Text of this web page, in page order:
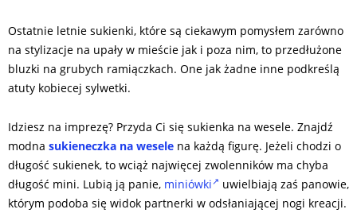
Ostatnie letnie sukienki, które są ciekawym pomysłem zarówno
na stylizacje na upały w mieście jak i poza nim, to przedłużone
bluzki na grubych ramiączkach. One jak żadne inne podkreślą
atuty kobiecej sylwetki.
Idziesz na imprezę? Przyda Ci się sukienka na wesele. Znajdź
modna sukieneczka na wesele na każdą figurę. Jeżeli chodzi o
długość sukienek, to wciąż najwięcej zwolenników ma chyba
długość mini. Lubią ją panie, miniówki
uwielbiają zaś panowie,
którym podoba się widok partnerki w odsłaniającej nogi kreacji.